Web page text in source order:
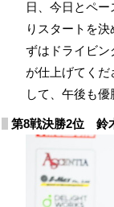
日、今日とペ
りスタートを
ずはドライビン
が仕上げてくだ
して、午後も優
第8戦決勝2位 鈴